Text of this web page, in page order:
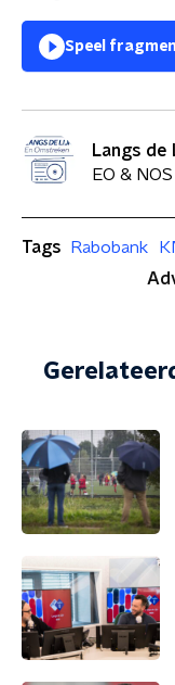
Speel
Langs de
EO & NOS
Tags Rabobank